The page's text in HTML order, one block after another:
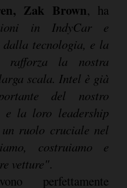
Zak Brown, ha
in IndyCar e
tecnologia, e la
rafforza la nostra
scala. Intel è già
del nostro
e la loro leadership
ruolo cruciale nel
costruiamo e
vetture".
perfettamente